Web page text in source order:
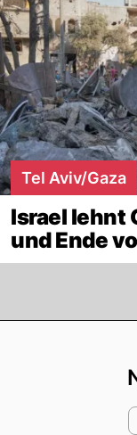
Tel Aviv/Gaza
Israel lehnt
und Ende